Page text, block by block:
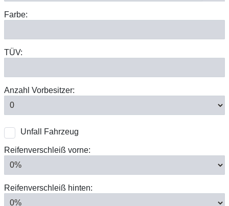
Farbe:
TÜV:
Anzahl Vorbesitzer:
Unfall Fahrzeug
Reifenverschleiß vorne:
Reifenverschleiß hinten: